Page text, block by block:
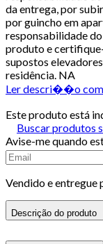
da entrega, por
por guincho em
responsabilidade
produto e
supostos
residência. NA
Ler descri��o
Este produto está
Buscar produtos
Avise-me quando
Vendido e entregue
Descrição do produto